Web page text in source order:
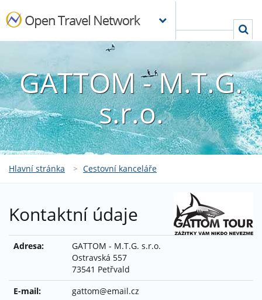
GATTOM - M.T.G.
s.r.o.
Hlavní stránka > Cestovní kanceláře
Kontaktní údaje
Adresa:
GATTOM - M.T.G. s.r.o.
Ostravská 557
73541 Petřvald
E-mail:
gattom@email.cz